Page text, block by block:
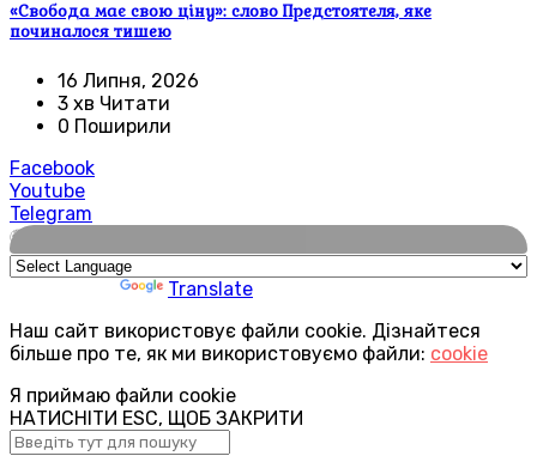
«Свобода має свою ціну»: слово Предстоятеля, яке
починалося тишею
16 Липня, 2026
3 хв Читати
0 Поширили
Facebook
Youtube
Telegram
🌍
Translate
Наш сайт використовує файли cookie. Дізнайтеся
більше про те, як ми використовуємо файли: cookie
Я приймаю файли cookie
НАТИСНІТИ ESC, ЩОБ ЗАКРИТИ